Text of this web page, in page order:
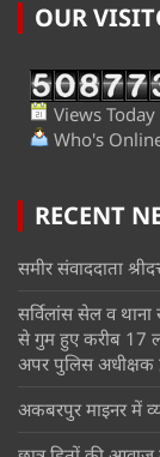
OUR
Views
Who's
RECENT
समीर संवाददाता
सर्विलांस सेल व
से गुम हुए करीब 17
अपर पुलिस अधीक्षक
अकबरपुर माइनर में